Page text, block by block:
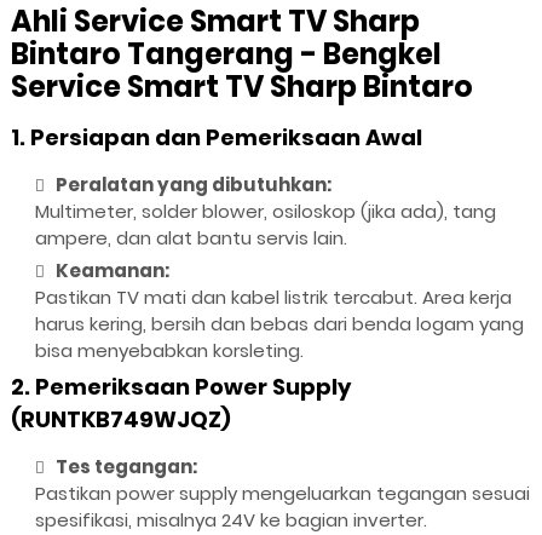
Ahli Service Smart TV Sharp
Bintaro Tangerang - Bengkel
Service Smart TV Sharp Bintaro
1. Persiapan dan Pemeriksaan Awal
Peralatan yang dibutuhkan:
Multimeter, solder blower, osiloskop (jika ada), tang
ampere, dan alat bantu servis lain.
Keamanan:
Pastikan TV mati dan kabel listrik tercabut. Area kerja
harus kering, bersih dan bebas dari benda logam yang
bisa menyebabkan korsleting.
2. Pemeriksaan Power Supply
(RUNTKB749WJQZ)
Tes tegangan:
Pastikan power supply mengeluarkan tegangan sesuai
spesifikasi, misalnya 24V ke bagian inverter.